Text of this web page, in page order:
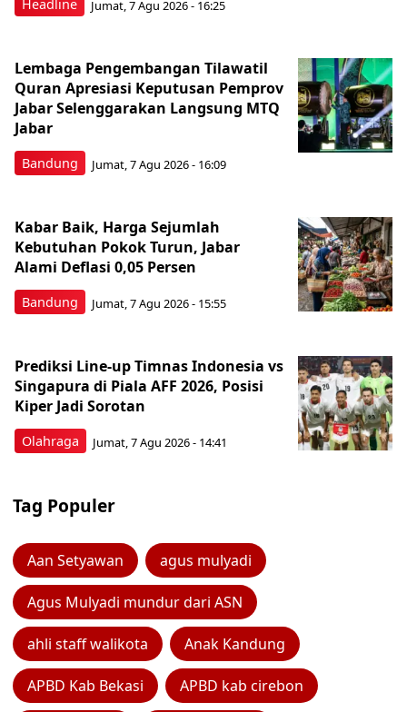
Headline Jumat, 7 Agu 2026 - 16:25
Bandung
Lembaga Pengembangan Tilawatil
Quran Apresiasi Keputusan Pemprov
Jabar Selenggarakan Langsung MTQ
Jabar
Jumat, 7 Agu 2026 - 16:09
Bandung
Kabar Baik, Harga Sejumlah
Kebutuhan Pokok Turun, Jabar
Alami Deflasi 0,05 Persen
Jumat, 7 Agu 2026 - 15:55
Olahraga
Prediksi Line-up Timnas Indonesia vs
Singapura di Piala AFF 2026, Posisi
Kiper Jadi Sorotan
Jumat, 7 Agu 2026 - 14:41
Tag Populer
Aan Setyawan agus mulyadi
Agus Mulyadi mundur dari ASN
ahli staff walikota Anak Kandung
APBD Kab Bekasi APBD kab cirebon